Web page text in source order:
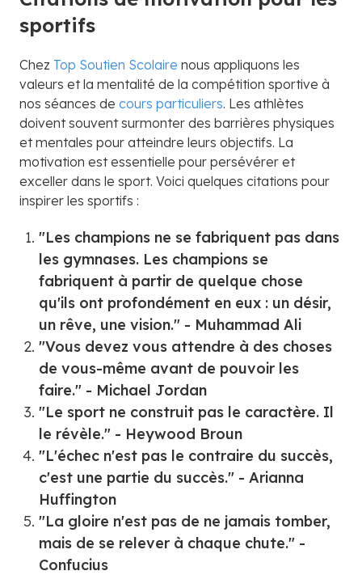
sportifs
Chez Top Soutien Scolaire nous appliquons les
valeurs et la mentalité de la compétition sportive à
nos séances de cours particuliers. Les athlètes
doivent souvent surmonter des barrières physiques
et mentales pour atteindre leurs objectifs. La
motivation est essentielle pour persévérer et
exceller dans le sport. Voici quelques citations pour
inspirer les sportifs :
"Les champions ne se fabriquent pas dans
les gymnases. Les champions se
fabriquent à partir de quelque chose
qu'ils ont profondément en eux : un désir,
un rêve, une vision." - Muhammad Ali
"Vous devez vous attendre à des choses
de vous-même avant de pouvoir les
faire." - Michael Jordan
"Le sport ne construit pas le caractère. Il
le révèle." - Heywood Broun
"L'échec n'est pas le contraire du succès,
c'est une partie du succès." - Arianna
Huffington
"La gloire n'est pas de ne jamais tomber,
mais de se relever à chaque chute." -
Confucius